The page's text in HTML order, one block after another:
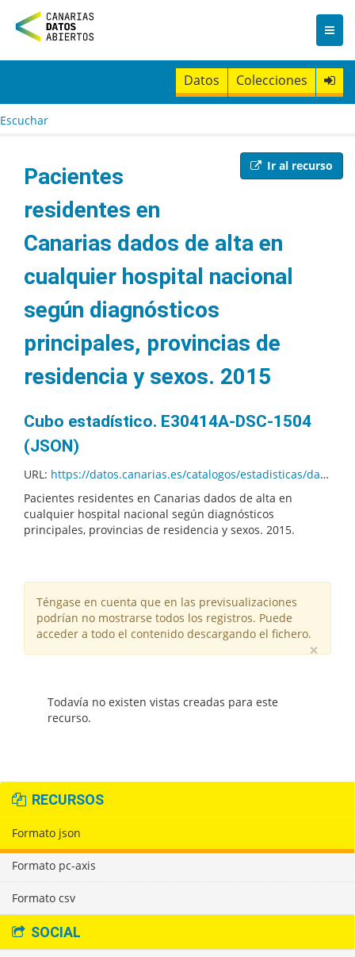
n
t
Datos Colecciones
Escuchar
Ir al recurso
Pacientes
residentes en
Canarias dados de alta en
cualquier hospital nacional
según diagnósticos
principales, provincias de
residencia y sexos. 2015
Cubo estadístico. E30414A-DSC-1504
(JSON)
URL: https://datos.canarias.es/catalogos/estadisticas/dataset/aa266ae3-e487-4fba-b603-e804a2a15338/resource/a301af7a-8923-4991-a3db-27df45d80a21/download/e30414a_1504.json
Pacientes residentes en Canarias dados de alta en
cualquier hospital nacional según diagnósticos
principales, provincias de residencia y sexos. 2015.
Téngase en cuenta que en las previsualizaciones
podrían no mostrarse todos los registros. Puede
acceder a todo el contenido descargando el fichero.
×
Todavía no existen vistas creadas para este
recurso.
RECURSOS
Formato json
Formato pc-axis
Formato csv
SOCIAL